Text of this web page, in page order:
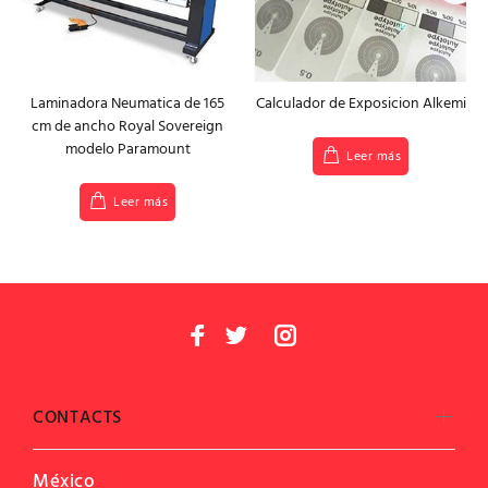
Laminadora Neumatica de 165
cm de ancho Royal Sovereign
modelo Paramount
Leer más
Calculador de Exposicion Alkemi
Leer más
CONTACTS